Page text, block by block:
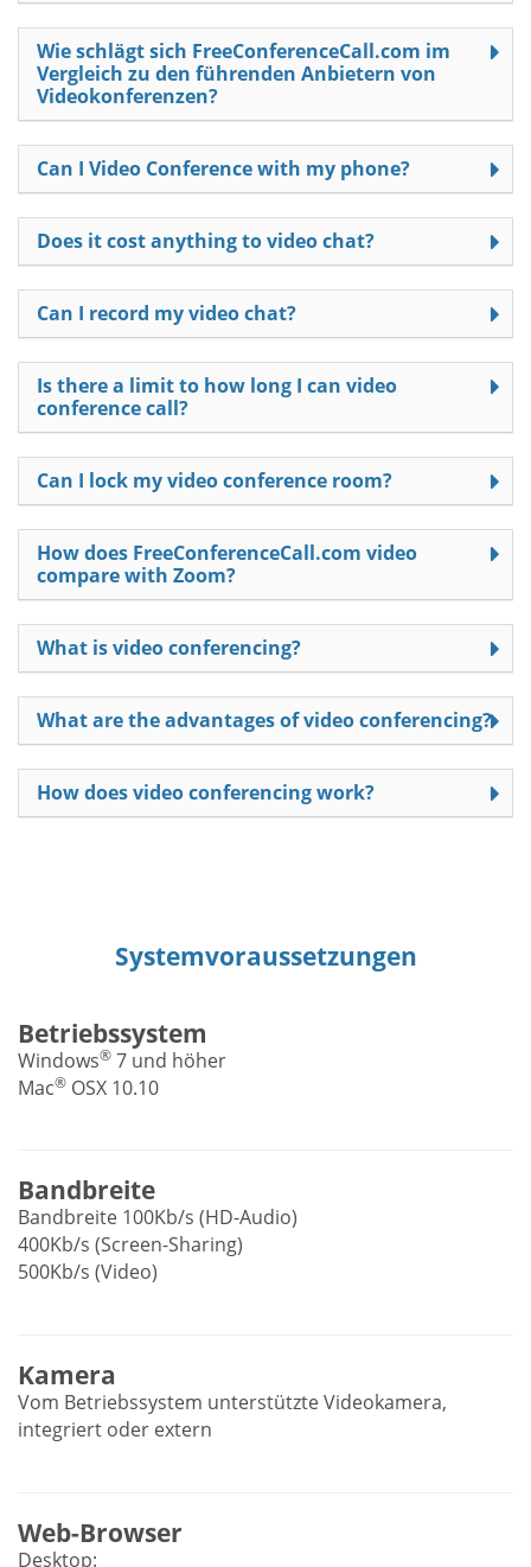
Wie schlägt sich FreeConferenceCall.com im
Vergleich zu den führenden Anbietern von
Videokonferenzen?
Can I Video Conference with my phone?
Does it cost anything to video chat?
Can I record my video chat?
Is there a limit to how long I can video
conference call?
Can I lock my video conference room?
How does FreeConferenceCall.com video
compare with Zoom?
What is video conferencing?
What are the advantages of video conferencing?
How does video conferencing work?
Systemvoraussetzungen
Betriebssystem
Windows® 7 und höher
Mac® OSX 10.10
Bandbreite
Bandbreite 100Kb/s (HD-Audio)
400Kb/s (Screen-Sharing)
500Kb/s (Video)
Kamera
Vom Betriebssystem unterstützte Videokamera,
integriert oder extern
Web-Browser
Desktop: